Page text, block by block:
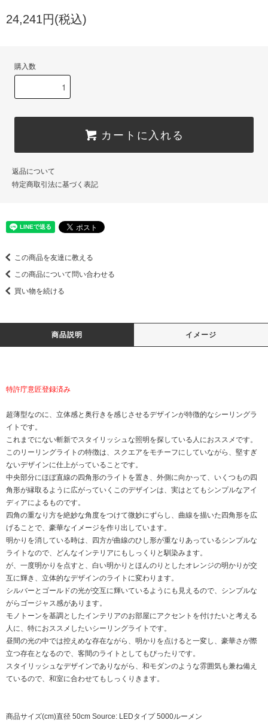
24,241円(税込)
購入数
カートに入れる
返品について
特定商取引法に基づく表記
この商品を友達に教える
この商品について問い合わせる
買い物を続ける
商品説明 イメージ
特許庁意匠登録済み
超薄型なのに、立体感と奥行きを感じさせるデザインが特徴的なシーリングラ
イトです。
これまでにない斬新でスタイリッシュな照明を探している人におススメです。
このリーリングライトの特徴は、スクエアをモチーフにしていながら、堅すぎ
ないデザインに仕上がっていることです。
中央部分にほぼ直線の四角形のライトを置き、外側に向かって、いくつもの四
角形が縁取るように広がっていくこのデザインは、実はとてもシンプルなアイ
ディアによるものです。
四角の重なり方を絶妙な角度をつけて微妙にずらし、曲線を描いた四角形を広
げることで、豪華なイメージを作り出しています。
明かりを消している時は、四方が曲線のひし形が重なりあっているシンプルな
ライトなので、どんなインテリアにもしっくりと馴染みます。
が、一度明かりを点すと、白い明かりとほんのりとしたオレンジの明かりが交
互に輝き、立体的なデザインのライトに変わります。
シルバーとゴールドの光が交互に輝いているようにも見えるので、シンプルな
がらゴージャス感があります。
モノトーンを基調としたインテリアのお部屋にアクセントを付けたいと考える
人に、特におススメしたいシーリングライトです。
昼間の光の中では控えめな存在ながら、明かりを点けると一変し、豪華さが際
立つ存在となるので、客間のライトとしてもぴったりです。
スタイリッシュなデザインでありながら、和モダンのような雰囲気も兼ね備え
ているので、和室に合わせてもしっくりきます。
商品サイズ(cm)直径 50cm Source: LEDタイプ 5000ルーメン